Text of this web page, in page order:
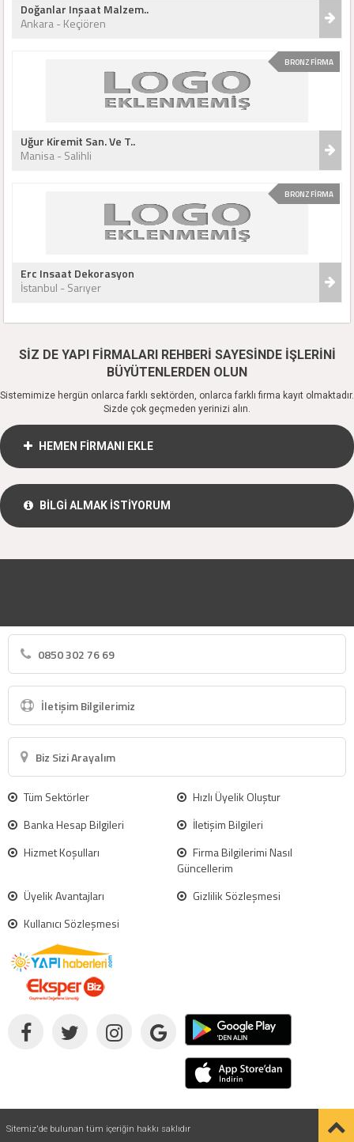
Doğanlar Inşaat Malzem..
Ankara - Keçiören
BRONZ FİRMA
Uğur Kiremit San. Ve T..
Manisa - Salihli
BRONZ FİRMA
Erc Insaat Dekorasyon
İstanbul - Sarıyer
SİZ DE YAPI FİRMALARI REHBERİ SAYESİNDE İŞLERİNİ
BÜYÜTENLERDEN OLUN
Sistemimize hergün onlarca farklı sektörden, onlarca farklı firma kayıt olmaktadır.
Sizde çok geçmeden yerinizi alın.
HEMEN FİRMANI EKLE
BİLGİ ALMAK İSTİYORUM
0850 302 76 69
İletişim Bilgilerimiz
Biz Sizi Arayalım
Tüm Sektörler
Hızlı Üyelik Oluştur
Banka Hesap Bilgileri
İletişim Bilgileri
Hizmet Koşulları
Firma Bilgilerimi Nasıl
Güncellerim
Üyelik Avantajları
Gizlilik Sözleşmesi
Kullanıcı Sözleşmesi
Sitemiz'de bulunan tüm içeriğin hakkı saklıdır